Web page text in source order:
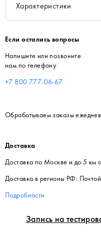
Запись на
Характеристики
Если остались вопросы
Напишите или позвоните
нам по телефону
+7 800 777-06-67
Обрабатываем заказы
Доставка
Доставка по Москве и до 5
Доставка в регионы РФ:
Подробности